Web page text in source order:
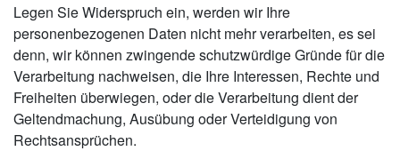
Legen Sie Widerspruch ein, werden wir Ihre
personenbezogenen Daten nicht mehr verarbeiten, es sei
denn, wir können zwingende schutzwürdige Gründe für die
Verarbeitung nachweisen, die Ihre Interessen, Rechte und
Freiheiten überwiegen, oder die Verarbeitung dient der
Geltendmachung, Ausübung oder Verteidigung von
Rechtsansprüchen.